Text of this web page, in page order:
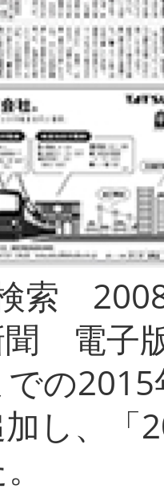
索
電子
の
加し、「
し